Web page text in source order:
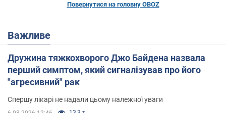
Повернутися на головну OBOZ
Важливе
Дружина тяжкохворого Джо Байдена назвала
перший симптом, який сигналізував про його
"агресивний" рак
Спершу лікарі не надали цьому належної уваги